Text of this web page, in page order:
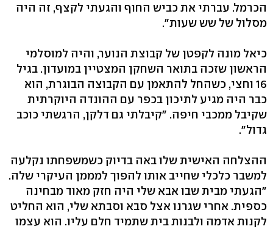
הכרמל. עברתי את כביש החוף והגעתי לקצף, זה היה
מסלול של שש שעות".
כיאל מונה לקפטן של קבוצת הנוער, והיה למוסלמי
הראשון שזכה בתואר השחקן המצטיין במועדון. בגיל
16 וחצי, כשהחל להתאמן עם הקבוצה הבוגרת, הוא
כבר היה מגיע לתיכון בכפר עם ההונדה היוקרתית
שקיבל ממכבי חיפה. "קיבלתי גם דלקן, הרגשתי כוכב
גדול".
ההצלחה האישית שלו באה בדיוק כשמשפחתו נקלעה
למשבר כלכלי שחייב אותו להפוך למממן העיקרי שלה.
"הגעתי מבית שבו אבא שלי היה חזק מאוד מבחינה
כספית. אחרי שגרנו אצל סבא וסבתא שלי, הוא החליט
לקנות אדמה ולבנות בית שתמיד חלם עליו. הוא עצמו